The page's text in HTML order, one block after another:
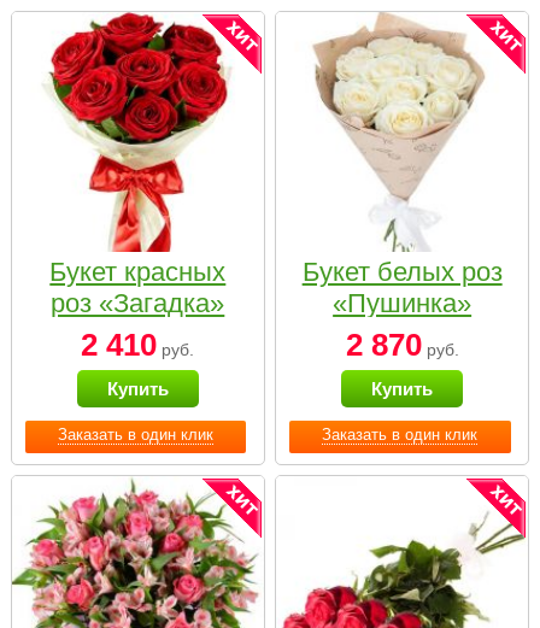
Заказать в один клик
Букет красных
роз «Загадка»
2 410 руб.
Купить
Заказать в один клик
Букет белых роз
«Пушинка»
2 870руб.
Купить